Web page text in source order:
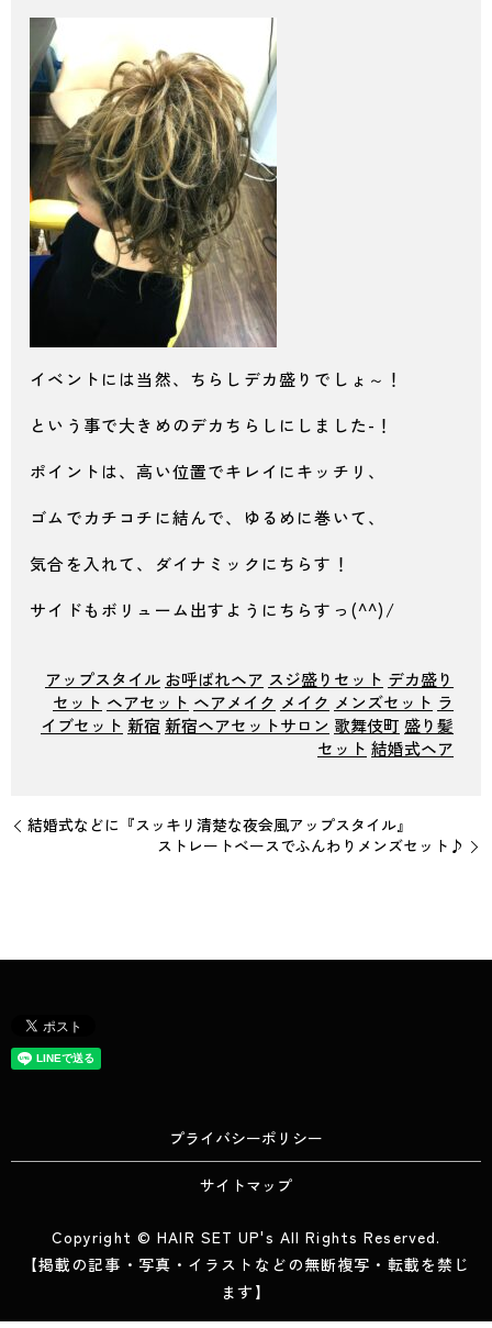
イベントには当然、ちらしデカ盛りでしょ～！
という事で大きめのデカちらしにしました-！
ポイントは、高い位置でキレイにキッチリ、
ゴムでカチコチに結んで、ゆるめに巻いて、
気合を入れて、ダイナミックにちらす！
サイドもボリューム出すようにちらすっ(^^)/
アップスタイル お呼ばれヘア スジ盛りセット デカ盛り
セット ヘアセット ヘアメイク メイク メンズセット ラ
イブセット 新宿 新宿ヘアセットサロン 歌舞伎町 盛り髪
セット 結婚式ヘア
結婚式などに『スッキリ清楚な夜会風アップスタイル』
ストレートベースでふんわりメンズセット♪
プライバシーポリシー
サイトマップ
Copyright © HAIR SET UP's All Rights Reserved.
【掲載の記事・写真・イラストなどの無断複写・転載を禁じ
ます】